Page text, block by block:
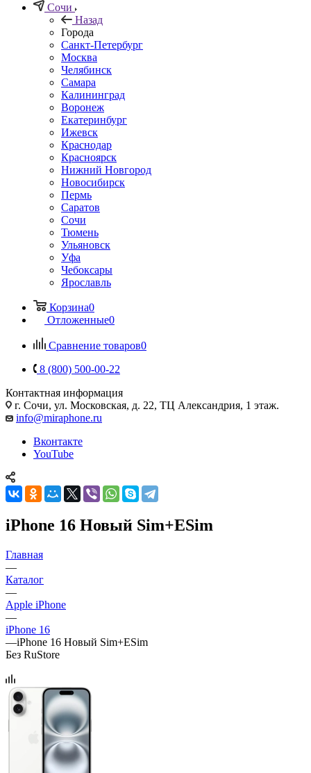
Сочи
Назад
Города
Санкт-Петербург
Москва
Челябинск
Самара
Калининград
Воронеж
Екатеринбург
Ижевск
Краснодар
Красноярск
Нижний Новгород
Новосибирск
Пермь
Саратов
Сочи
Тюмень
Ульяновск
Уфа
Чебоксары
Ярославль
Корзина0
Отложенные0
Сравнение товаров0
8 (800) 500-00-22
Контактная информация
г. Сочи, ул. Московская, д. 22, ТЦ Александрия, 1 этаж.
info@miraphone.ru
Вконтакте
YouTube
iPhone 16 Новый Sim+ESim
Главная
—
Каталог
—
Apple iPhone
—
iPhone 16
—iPhone 16 Новый Sim+ESim
Без RuStore